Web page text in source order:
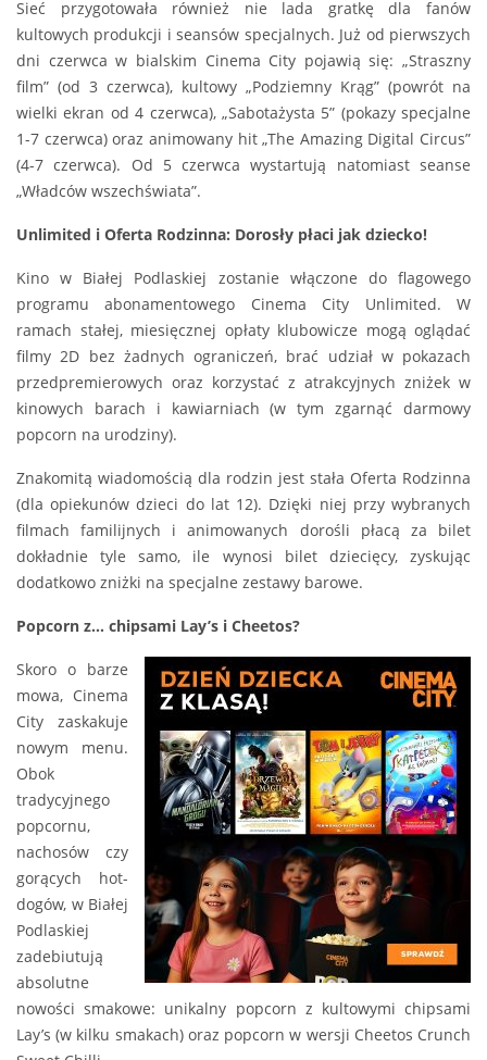
Sieć przygotowała również nie lada gratkę dla fanów
kultowych produkcji i seansów specjalnych. Już od pierwszych
dni czerwca w bialskim Cinema City pojawią się: „Straszny
film” (od 3 czerwca), kultowy „Podziemny Krąg” (powrót na
wielki ekran od 4 czerwca), „Sabotażysta 5” (pokazy specjalne
1-7 czerwca) oraz animowany hit „The Amazing Digital Circus”
(4-7 czerwca). Od 5 czerwca wystartują natomiast seanse
„Władców wszechświata”.
Unlimited i Oferta Rodzinna: Dorosły płaci jak dziecko!
Kino w Białej Podlaskiej zostanie włączone do flagowego
programu abonamentowego Cinema City Unlimited. W
ramach stałej, miesięcznej opłaty klubowicze mogą oglądać
filmy 2D bez żadnych ograniczeń, brać udział w pokazach
przedpremierowych oraz korzystać z atrakcyjnych zniżek w
kinowych barach i kawiarniach (w tym zgarnąć darmowy
popcorn na urodziny).
Znakomitą wiadomością dla rodzin jest stała Oferta Rodzinna
(dla opiekunów dzieci do lat 12). Dzięki niej przy wybranych
filmach familijnych i animowanych dorośli płacą za bilet
dokładnie tyle samo, ile wynosi bilet dziecięcy, zyskując
dodatkowo zniżki na specjalne zestawy barowe.
Popcorn z… chipsami Lay’s i Cheetos?
Skoro o barze
mowa, Cinema
City zaskakuje
nowym menu.
Obok
tradycyjnego
popcornu,
nachosów czy
gorących hot-
dogów, w Białej
Podlaskiej
zadebiutują
absolutne
nowości smakowe: unikalny popcorn z kultowymi chipsami
Lay’s (w kilku smakach) oraz popcorn w wersji Cheetos Crunch